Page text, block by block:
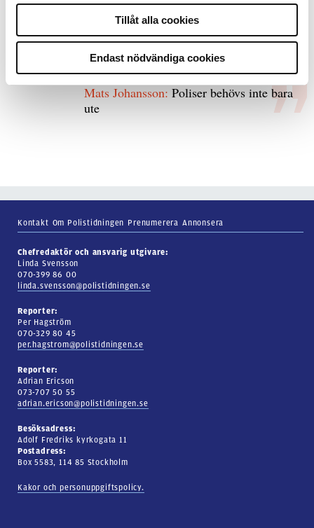
Tillåt alla cookies
Endast nödvändiga cookies
Debatt:Med för höga krav på evidens kan
polisen inte göra något alls
15 juni 2026
Mats Johansson: Poliser behövs inte bara
ute
Kontakt Om Polistidningen Prenumerera Annonsera
Chefredaktör och ansvarig utgivare:
Linda Svensson
070-399 86 00
linda.svensson@polistidningen.se
Reporter:
Per Hagström
070-329 80 45
per.hagstrom@polistidningen.se
Reporter:
Adrian Ericson
073-707 50 55
adrian.ericson@polistidningen.se
Besöksadress:
Adolf Fredriks kyrkogata 11
Postadress:
Box 5583, 114 85 Stockholm
Kakor och personuppgiftspolicy.